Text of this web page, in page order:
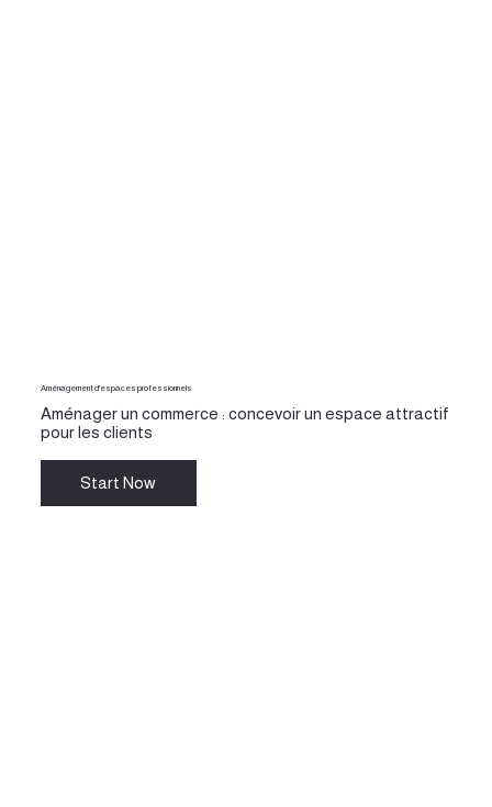
Aménagement d'espaces professionnels
Aménager un commerce : concevoir un espace attractif
pour les clients
Start Now